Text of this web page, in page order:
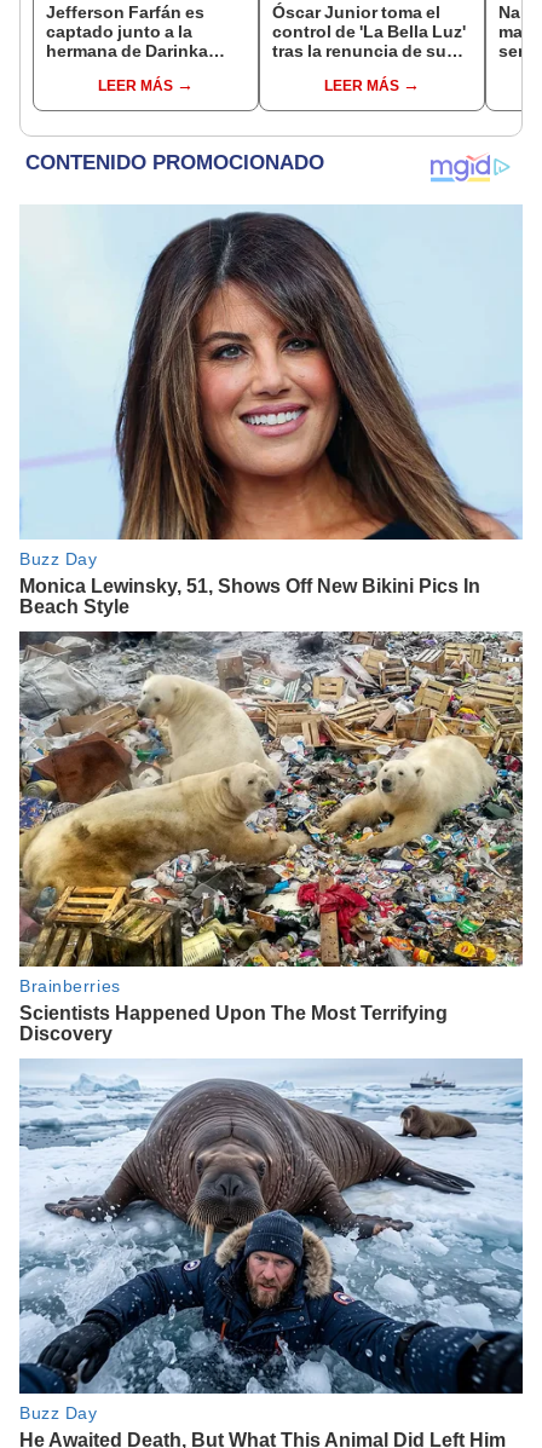
Jefferson Farfán es
captado junto a la
hermana de Darinka
Kanashiro trabajaba: “Él
tiene sus…”
LEER MÁS
Óscar Junior toma el
control de 'La Bella Luz'
tras la renuncia de su
caso Naldy Saldaña
LEER MÁS